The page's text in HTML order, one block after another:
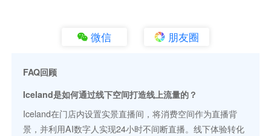
微信 朋友圈
FAQ回顾
Iceland是如何通过线下空间打造线上流量的？
Iceland在门店内设置实景直播间，将消费空间作为直播背
景，并利用AI数字人实现24小时不间断直播。线下体验转化